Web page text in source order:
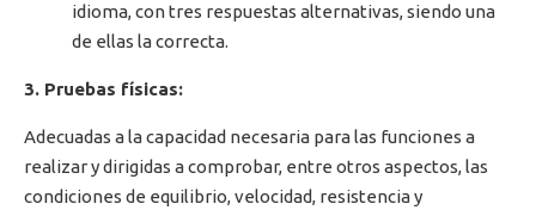
idioma, con tres respuestas alternativas, siendo una
de ellas la correcta.
3. Pruebas físicas:
Adecuadas a la capacidad necesaria para las funciones a
realizar y dirigidas a comprobar, entre otros aspectos, las
condiciones de equilibrio, velocidad, resistencia y